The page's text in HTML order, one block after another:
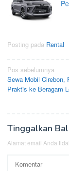
Posting pada Rental
Navigasi
pos
Pos sebelumnya
Sewa Mobil Cirebon,
Praktis ke Beragam
Tinggalkan
Alamat email Anda